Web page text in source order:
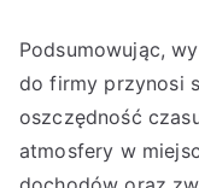
Podsumowując,
do firmy przynosi
oszczędność
atmosfery w